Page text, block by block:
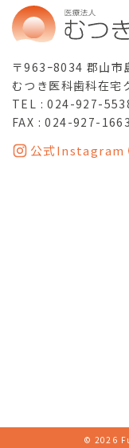
〒963ｰ8034 郡山市
むつき医科歯科在宅
TEL :024-927-
FAX : 024-927-1663
公式Instagram
© 2026